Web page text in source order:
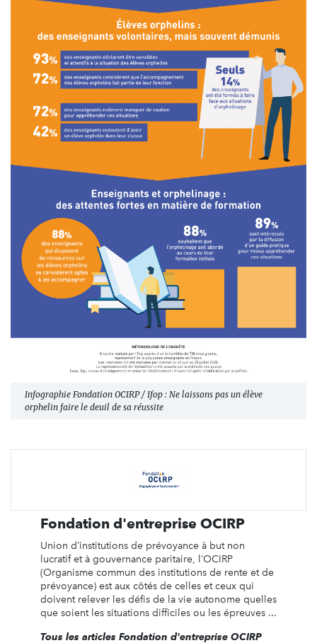
Infographie Fondation OCIRP / Ifop : Ne laissons pas un élève
orphelin faire le deuil de sa réussite
Fondation d'entreprise OCIRP
Union d’institutions de prévoyance à but non
lucratif et à gouvernance paritaire, l’OCIRP
(Organisme commun des institutions de rente et de
prévoyance) est aux côtés de celles et ceux qui
doivent relever les défis de la vie autonome quelles
que soient les situations difficiles ou les épreuves ...
Tous les articles Fondation d'entreprise OCIRP